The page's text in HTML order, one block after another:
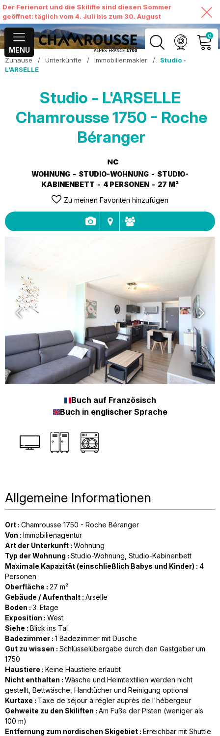
Der Ferienort und die Skilifte sind diesen Sommer
geöffnet: täglich vom 4. Juli bis zum 30. August
MENU
0
MEIN KONTO
ANSEHEN
Zuhause / Unterkünfte / Immobilienmakler /
Studio -
L'ARSELLE
Studio - L'ARSELLE
Chamrousse 1750 - Roche
Béranger
WOHNUNG STUDIO-WOHNUNG
STUDIO-
KABINENBETT
4 PERSONEN 27 M²
Zu meinen Favoriten hinzufügen
Buch auf Französisch
Buch in englischer Sprache
Allgemeine Informationen
Ort : Chamrousse 1750 - Roche Béranger
Von : Immobilienagentur
Art der Unterkunft : Wohnung
Typ der Wohnung : Studio-Wohnung Studio-Kabinenbett
Maximale Kapazität (einschließlich Babys und Kinder) : 4
Personen
Oberfläche : 27 m²
Gebäude / Aufenthalt : Arselle
Boden : 3. Etage
Exposition : West
Siehe : Blick ins Tal
Badezimmer : 1 Badezimmer mit Dusche
Gut zu wissen : Schlüsselübergabe durch den Gastgeber um
1750
Haustiere : Keine Haustiere erlaubt
Nicht enthalten : Wäsche und Heimtextilien werden nicht
gestellt Bettwäsche, Handtücher und Reinigung optional
Kurtaxe : Taxe de séjour à régler auprès de l'hébergeur
Gehweite zu den Skiliften : Am Fuße der Pisten (weniger als
100 m)
Entfernung zum nordischen Skigebiet : Erreichbar mit Shuttle